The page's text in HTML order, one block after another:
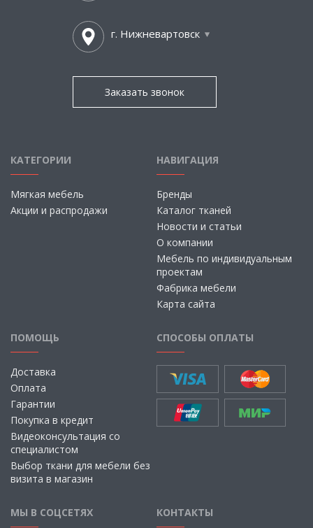
г. Нижневартовск
Заказать звонок
КАТЕГОРИИ
Мягкая мебель
Акции и распродажи
НАВИГАЦИЯ
Бренды
Каталог тканей
Новости и статьи
О компании
Мебель по индивидуальным
проектам
Фабрика мебели
Карта сайта
ПОМОЩЬ
Доставка
Оплата
Гарантии
Покупка в кредит
Видеоконсультация со
специалистом
Выбор ткани для мебели без
визита в магазин
СПОСОБЫ ОПЛАТЫ
МЫ В СОЦСЕТЯХ КОНТАКТЫ